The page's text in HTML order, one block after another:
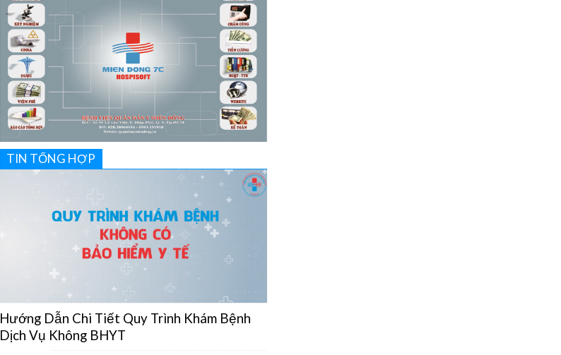
TIN TỔNG HỢP
Hướng Dẫn Chi Tiết Quy Trình Khám Bệnh
Dịch Vụ Không BHYT